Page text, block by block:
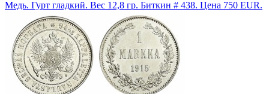
Медь. Гурт гладкий. Вес 12,8 гр. Биткин # 438. Цена 750 EUR.